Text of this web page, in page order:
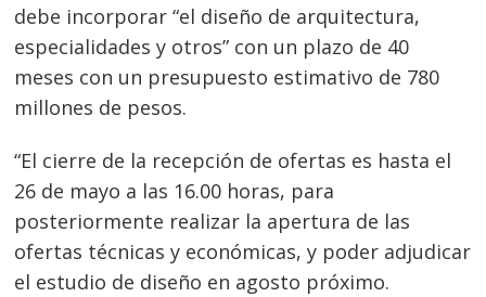
debe incorporar “el diseño de arquitectura,
especialidades y otros” con un plazo de 40
meses con un presupuesto estimativo de 780
millones de pesos.
“El cierre de la recepción de ofertas es hasta el
26 de mayo a las 16.00 horas, para
posteriormente realizar la apertura de las
ofertas técnicas y económicas, y poder adjudicar
el estudio de diseño en agosto próximo.